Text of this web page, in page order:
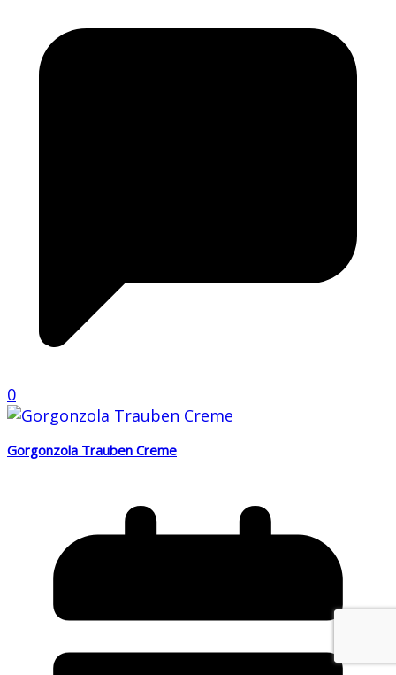
0
Gorgonzola Trauben Creme